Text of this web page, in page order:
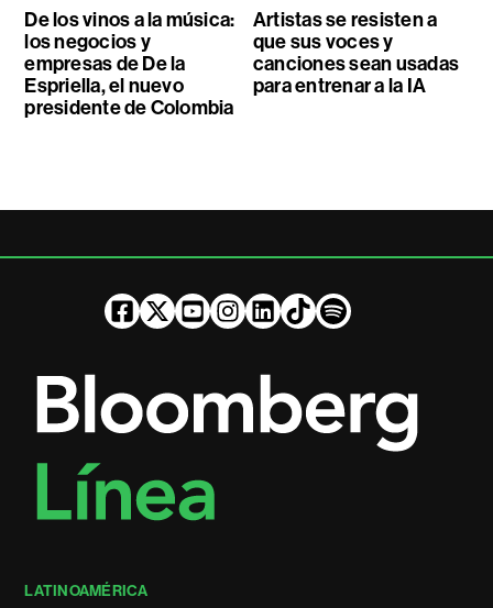
De los vinos a la música:
los negocios y
empresas de De la
Espriella, el nuevo
presidente de Colombia
Artistas se resisten a
que sus voces y
canciones sean usadas
para entrenar a la IA
LATINOAMÉRICA